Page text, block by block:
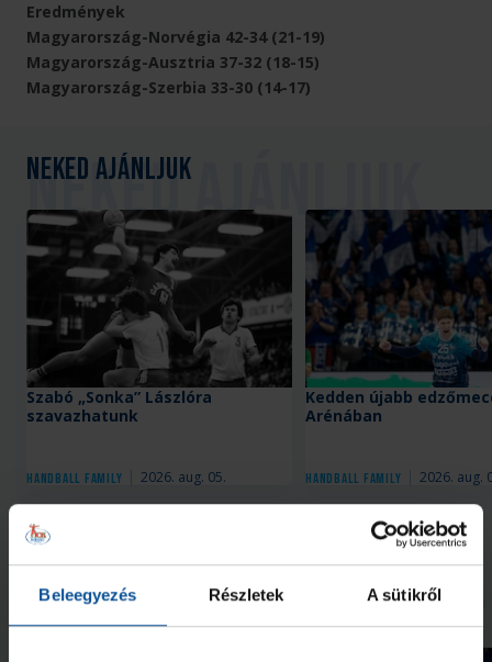
Beleegyezés Részletek A sütikről
Eredmények
Magyarország-Norvégia 42-34 (21-19)
Magyarország-Ausztria 37-32 (18-15)
Magyarország-Szerbia 33-30 (14-17)
Neked ajánljuk
Megnézem az összeset
Handball Family 2026. aug. 05.
Szabó „Sonka” Lászlóra
szavazhatunk
Handball Family 2026. aug.
Kedden újabb
Arénában
További friss hírek